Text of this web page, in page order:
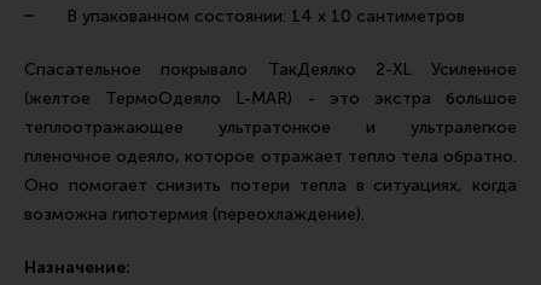
Перчатки
Разгрузочные системы и защита
Защита головы
Тактическая медицина
Чехлы, рюкзаки, сумки
Прочее снаряжение
В упакованном состоянии: 14 х 10 сантиметров
Спасательное покрывало ТакДеялко 2-XL Усиленное
(желтое ТермоОдеяло L-MAR) - это экстра большое
теплоотражающее ультратонкое и ультралегкое
пленочное одеяло, которое отражает тепло тела обратно.
Оно помогает снизить потери тепла в ситуациях, когда
возможна гипотермия (переохлаждение).
Назначение: